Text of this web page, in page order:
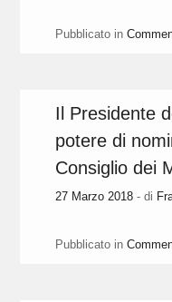
Pubblicato in
Il Presidente
potere di
Consiglio dei
27 Marzo 2018 - di
Pubblicato in